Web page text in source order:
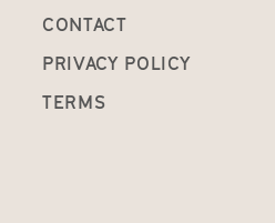
CONTACT
PRIVACY POLICY
TERMS